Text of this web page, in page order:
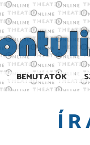
BEMUTATÓK